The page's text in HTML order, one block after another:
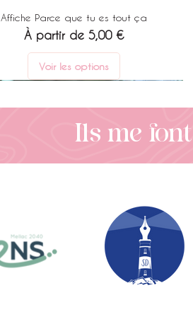
Affiche Parce que tu es tout ça
À partir de 5,00 €
Prix promotionnel
Voir les options
Ils me